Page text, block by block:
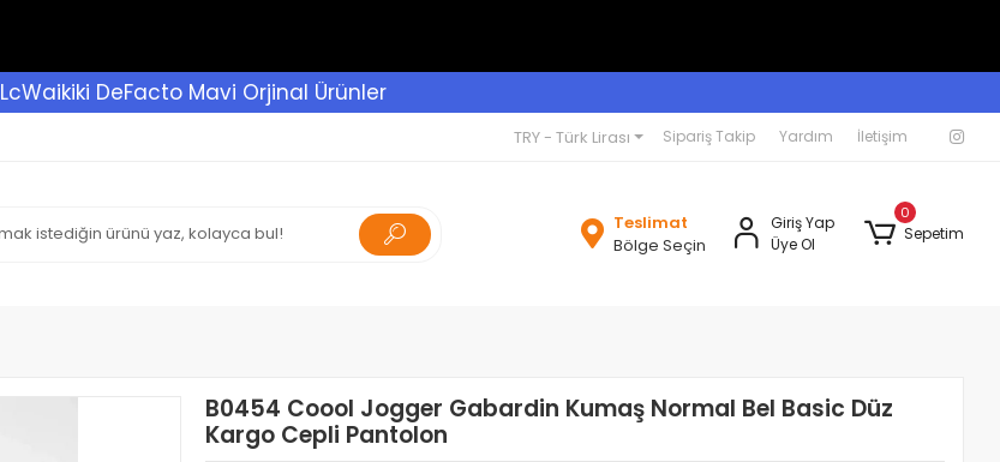
LcWaikiki DeFacto Mavi Orjinal Ürünler
TRY - Türk Lirası Sipariş Takip Yardım İletişim
Teslimat
Bölge Seçin
Giriş Yap
Üye Ol
0
Sepetim
B0454 Coool Jogger Gabardin Kumaş Normal Bel Basic Düz
Kargo Cepli Pantolon